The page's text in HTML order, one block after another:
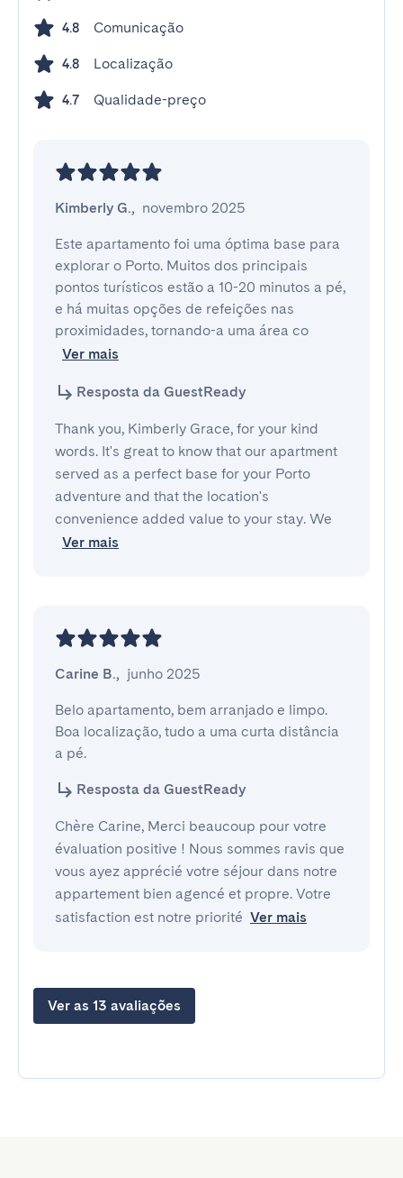
4.8 Comunicação
4.8 Localização
4.7 Qualidade-preço
Kimberly G., novembro 2025
Este apartamento foi uma óptima base para
explorar o Porto. Muitos dos principais
pontos turísticos estão a 10-20 minutos a pé,
e há muitas opções de refeições nas
proximidades, tornando-a uma área co
Ver mais
Resposta da GuestReady
Thank you, Kimberly Grace, for your kind
words. It's great to know that our apartment
served as a perfect base for your Porto
adventure and that the location's
convenience added value to your stay. We
Ver mais
Carine B., junho 2025
Belo apartamento, bem arranjado e limpo.
Boa localização, tudo a uma curta distância
a pé.
Resposta da GuestReady
Chère Carine, Merci beaucoup pour votre
évaluation positive ! Nous sommes ravis que
vous ayez apprécié votre séjour dans notre
appartement bien agencé et propre. Votre
satisfaction est notre priorité Ver mais
Ver as 13 avaliações